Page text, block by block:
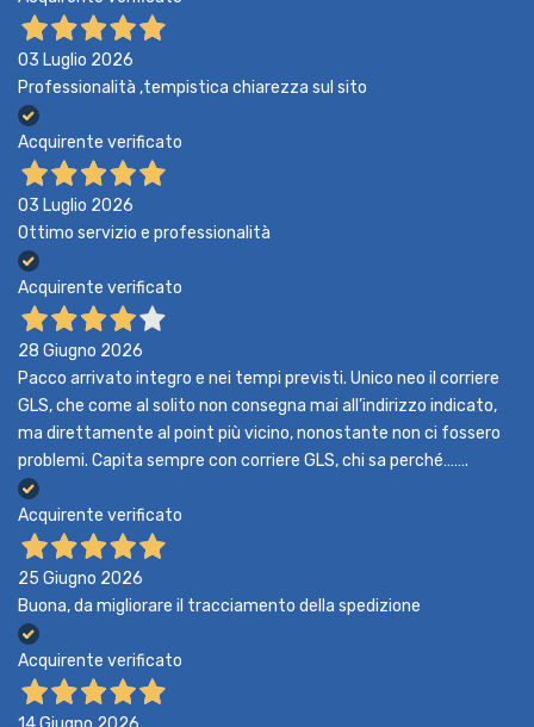
03 Luglio 2026
Professionalità ,tempistica chiarezza sul sito
Acquirente verificato
03 Luglio 2026
Ottimo servizio e professionalità
Acquirente verificato
28 Giugno 2026
Pacco arrivato integro e nei tempi previsti. Unico neo il corriere
GLS, che come al solito non consegna mai all’indirizzo indicato,
ma direttamente al point più vicino, nonostante non ci fossero
problemi. Capita sempre con corriere GLS, chi sa perché…….
Acquirente verificato
25 Giugno 2026
Buona, da migliorare il tracciamento della spedizione
Acquirente verificato